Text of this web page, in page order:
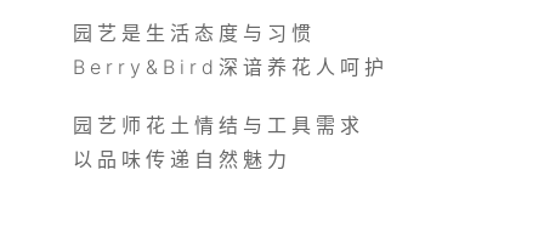
园艺是生活态度与习惯
Berry&Bird深谙养花人呵护
园艺师花土情结与工具需求
以品味传递自然魅力